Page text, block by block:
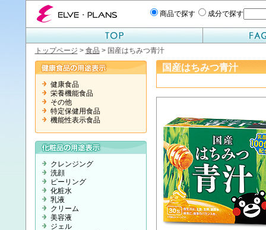
エルベプランズ ELVE-PLANS
商品で探す 成分で探す
トップページ > 食品 > 国産はちみつ青汁
国産はちみつ青汁
健康食品
栄養機能食品
その他
特定保健用食品
機能性表示食品
クレンジング
洗顔
ピーリング
化粧水
乳液
クリーム
美容液
ジェル